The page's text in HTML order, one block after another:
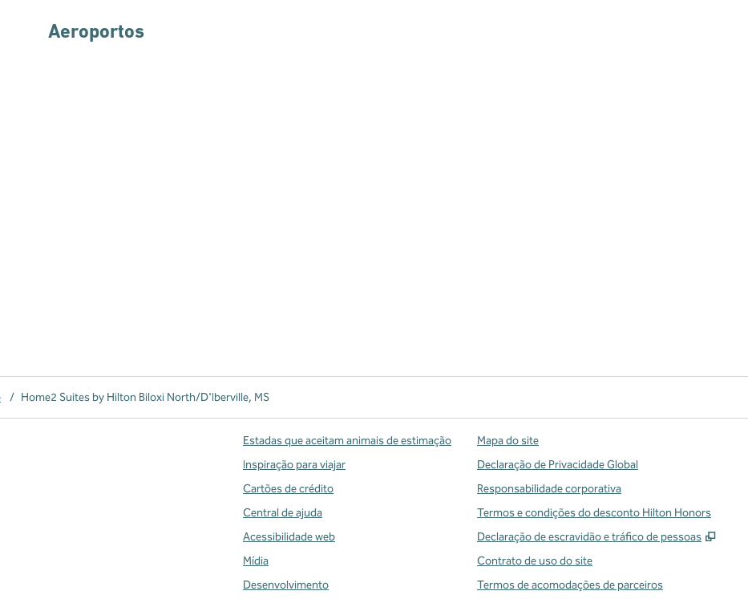
Aeroportos
/ Home2 Suites by Hilton Biloxi North/D'Iberville, MS
Estadas que aceitam animais de estimação
Inspiração para viajar
Cartões de crédito
Central de ajuda
Acessibilidade web
Mídia
Desenvolvimento
Mapa do site
Declaração de Privacidade Global
Responsabilidade corporativa
Termos e condições do desconto Hilton Honors
Declaração de escravidão e tráfico de pessoas
,
Contrato de uso do site
Termos de acomodações de parceiros